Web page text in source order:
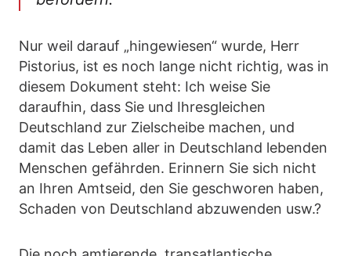
Nur weil darauf „hingewiesen“ wurde, Herr
Pistorius, ist es noch lange nicht richtig, was in
diesem Dokument steht: Ich weise Sie
daraufhin, dass Sie und Ihresgleichen
Deutschland zur Zielscheibe machen, und
damit das Leben aller in Deutschland lebenden
Menschen gefährden. Erinnern Sie sich nicht
an Ihren Amtseid, den Sie geschworen haben,
Schaden von Deutschland abzuwenden usw.?